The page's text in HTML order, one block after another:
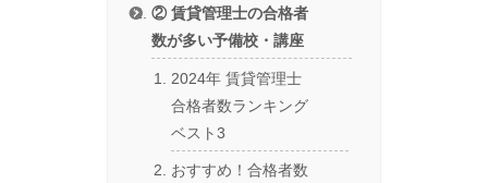
② 賃貸管理士の合格者
数が多い予備校・講座
2024年 賃貸管理士
合格者数ランキング
ベスト3
おすすめ！合格者数